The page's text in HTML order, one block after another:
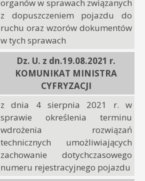
organów w sprawach związanych
z dopuszczeniem pojazdu do
ruchu oraz wzorów dokumentów
w tych sprawach
Dz. U. z dn.19.08.2021 r.
KOMUNIKAT MINISTRA
CYFRYZACJI
z dnia 4 sierpnia 2021 r. w
sprawie określenia terminu
wdrożenia rozwiązań
technicznych umożliwiających
zachowanie dotychczasowego
numeru rejestracyjnego pojazdu